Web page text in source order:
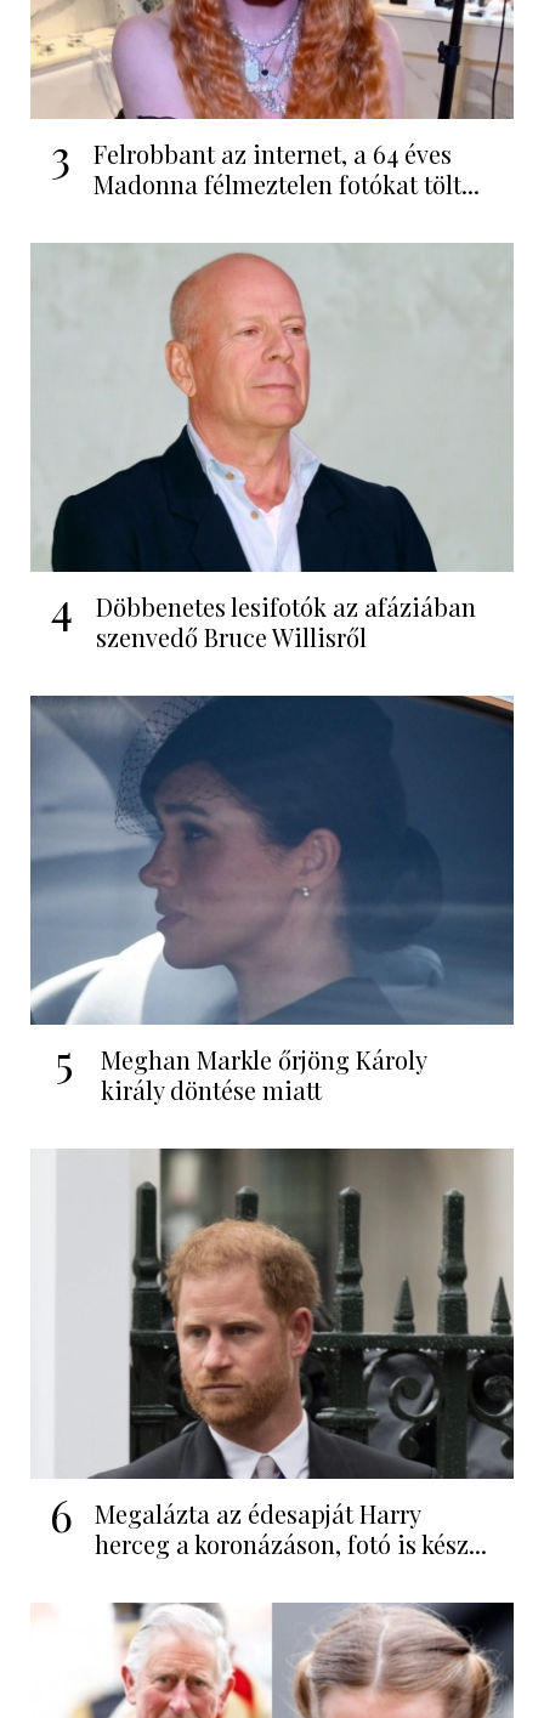
3
Felrobbant az internet, a 64 éves
Madonna félmeztelen fotókat tölt...
4
Döbbenetes lesifotók az afáziában
szenvedő Bruce Willisről
5
Meghan Markle őrjöng Károly
király döntése miatt
6
Megalázta az édesapját Harry
herceg a koronázáson, fotó is kész...